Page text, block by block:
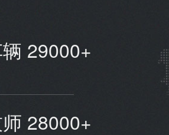
29000+
28000+